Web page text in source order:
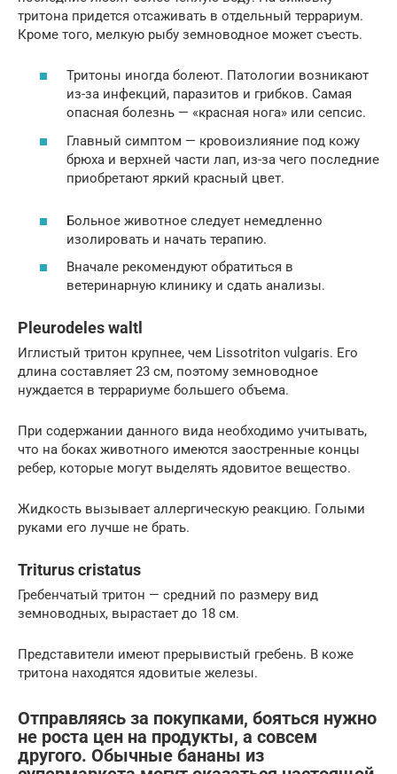
тритона придется отсаживать в отдельный террариум.
Кроме того, мелкую рыбу земноводное может съесть.
Тритоны иногда болеют. Патологии возникают
из-за инфекций, паразитов и грибков. Самая
опасная болезнь — «красная нога» или сепсис.
Главный симптом — кровоизлияние под кожу
брюха и верхней части лап, из-за чего последние
приобретают яркий красный цвет.
Больное животное следует немедленно
изолировать и начать терапию.
Вначале рекомендуют обратиться в
ветеринарную клинику и сдать анализы.
Pleurodeles waltl
Иглистый тритон крупнее, чем Lissotriton vulgaris. Его
длина составляет 23 см, поэтому земноводное
нуждается в террариуме большего объема.
При содержании данного вида необходимо учитывать,
что на боках животного имеются заостренные концы
ребер, которые могут выделять ядовитое вещество.
Жидкость вызывает аллергическую реакцию. Голыми
руками его лучше не брать.
Triturus cristatus
Гребенчатый тритон — средний по размеру вид
земноводных, вырастает до 18 см.
Представители имеют прерывистый гребень. В коже
тритона находятся ядовитые железы.
Отправляясь за покупками, бояться нужно
не роста цен на продукты, а совсем
другого. Обычные бананы из